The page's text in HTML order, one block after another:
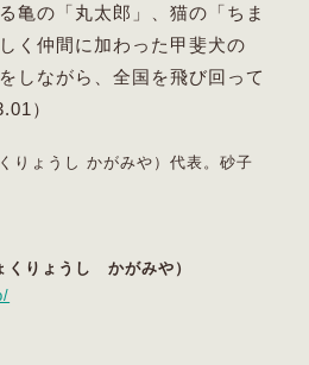
亀の「丸太郎」、猫の「ちま
く仲間に加わった甲斐犬の
しながら、全国を飛び回って
）
りょうし かがみや）代表。砂子
くりょうし かがみや）